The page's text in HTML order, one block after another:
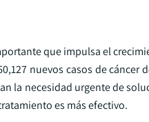
que impulsa el
nuevos casos de cáncer
la necesidad urgente de
es más efectivo.